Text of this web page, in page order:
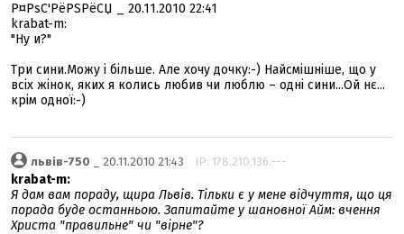
Р¤РѕС'РёРЅРёСЏ _ 20.11.2010 22:41
krabat-m:
"Ну и?"
Три сини.Можу і більше. Але хочу дочку:-) Найсмішніше, що у
всіх жінок, яких я колись любив чи люблю – одні сини...Ой нє...
крім одної:-)
львів-750 _ 20.11.2010 21:43 IP: 178.210.136.---
krabat-m:
Я дам вам пораду, щира Львів. Тільки є у мене відчуття, що ця
порада буде останньою. Запитайте у шановної Айм: вчення
Христа "правильне" чи "вірне"?